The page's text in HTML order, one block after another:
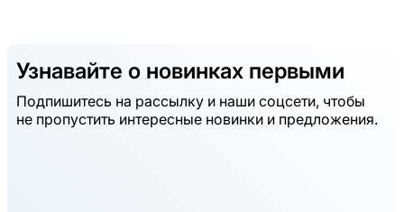
Узнавайте о новинках первыми
Подпишитесь на рассылку и наши соцсети, чтобы
не пропустить интересные новинки и предложения.